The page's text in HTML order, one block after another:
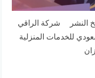
النشر شركة الراقي
للخدمات المنزلية